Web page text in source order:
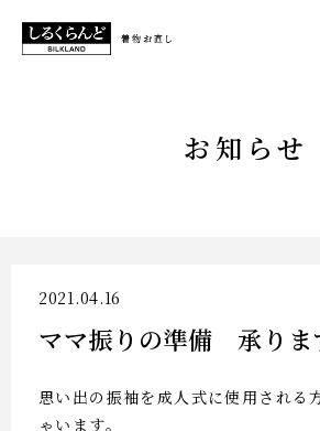
お知らせ
2021.04.16
ママ振りの準備 承りま
思い出の振袖を成人式に使用される
ゃいます。